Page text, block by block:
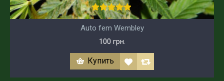
Auto fem Wembley
100 грн.
Купить